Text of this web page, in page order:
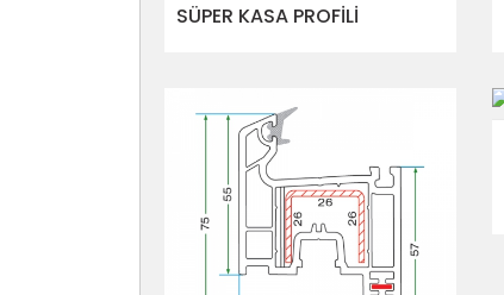
SÜPER KASA PROFİLİ